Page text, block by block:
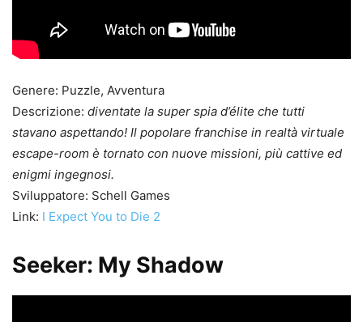
Genere: Puzzle, Avventura
Descrizione: diventate la super spia d’élite che tutti
stavano aspettando! Il popolare franchise in realtà virtuale
escape-room è tornato con nuove missioni, più cattive ed
enigmi ingegnosi.
Sviluppatore: Schell Games
Link: I Expect You to Die 2
Seeker: My Shadow